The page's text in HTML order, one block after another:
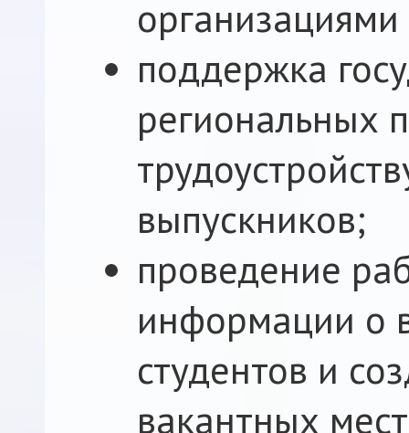
поддержка
региональных
выпускников;
проведение
информации о
студентов и
вакантных